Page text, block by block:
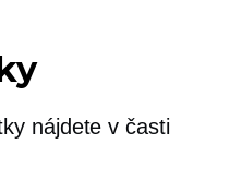
nájdete v časti